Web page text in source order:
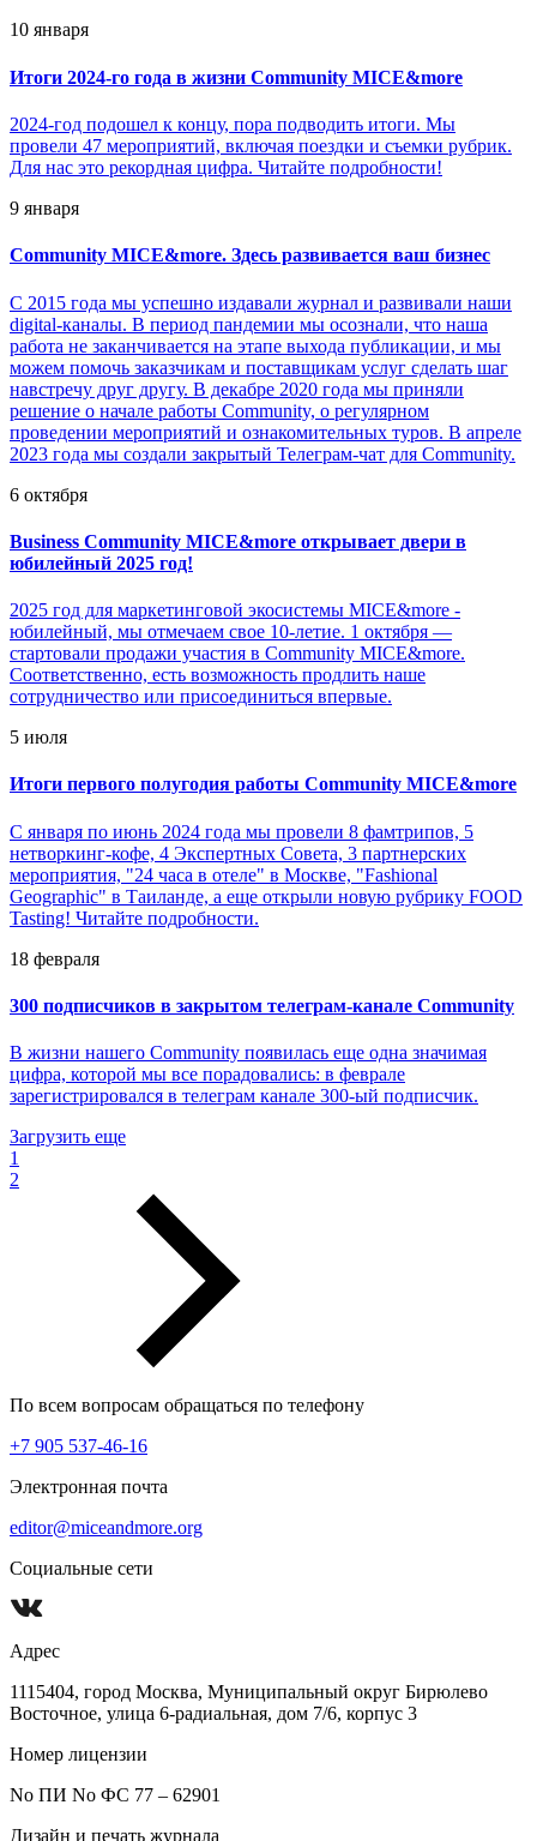
10 января
Итоги 2024-го года в жизни Community MICE&more
2024-год подошел к концу, пора подводить итоги. Мы
провели 47 мероприятий, включая поездки и съемки рубрик.
Для нас это рекордная цифра. Читайте подробности!
9 января
Community MICE&more. Здесь развивается ваш бизнес
С 2015 года мы успешно издавали журнал и развивали наши
digital-каналы. В период пандемии мы осознали, что наша
работа не заканчивается на этапе выхода публикации, и мы
можем помочь заказчикам и поставщикам услуг сделать шаг
навстречу друг другу. В декабре 2020 года мы приняли
решение о начале работы Community, о регулярном
проведении мероприятий и ознакомительных туров. В апреле
2023 года мы создали закрытый Телеграм-чат для Community.
6 октября
Business Community MICE&more открывает двери в
юбилейный 2025 год!
2025 год для маркетинговой экосистемы MICE&more -
юбилейный, мы отмечаем свое 10-летие. 1 октября —
стартовали продажи участия в Community MICE&more.
Соответственно, есть возможность продлить наше
сотрудничество или присоединиться впервые.
5 июля
Итоги первого полугодия работы Community MICE&more
С января по июнь 2024 года мы провели 8 фамтрипов, 5
нетворкинг-кофе, 4 Экспертных Совета, 3 партнерских
мероприятия, "24 часа в отеле" в Москве, "Fashional
Geographic" в Таиланде, а еще открыли новую рубрику FOOD
Tasting! Читайте подробности.
18 февраля
300 подписчиков в закрытом телеграм-канале Community
В жизни нашего Community появилась еще одна значимая
цифра, которой мы все порадовались: в феврале
зарегистрировался в телеграм канале 300-ый подписчик.
Загрузить еще
1
2
По всем вопросам обращаться по телефону
+7 905 537-46-16
Электронная почта
editor@miceandmore.org
Социальные сети
Адрес
1115404, город Москва, Муниципальный округ Бирюлево
Восточное, улица 6-радиальная, дом 7/6, корпус 3
Номер лицензии
No ПИ No ФС 77 – 62901
Дизайн и печать журнала